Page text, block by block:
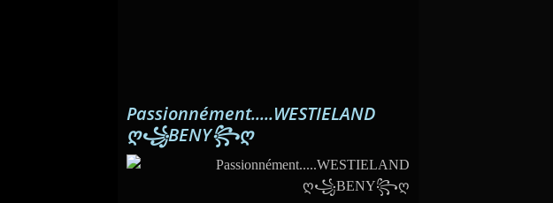
Passionnément.....WESTIELAND
ღ꧁BENY꧂ღ